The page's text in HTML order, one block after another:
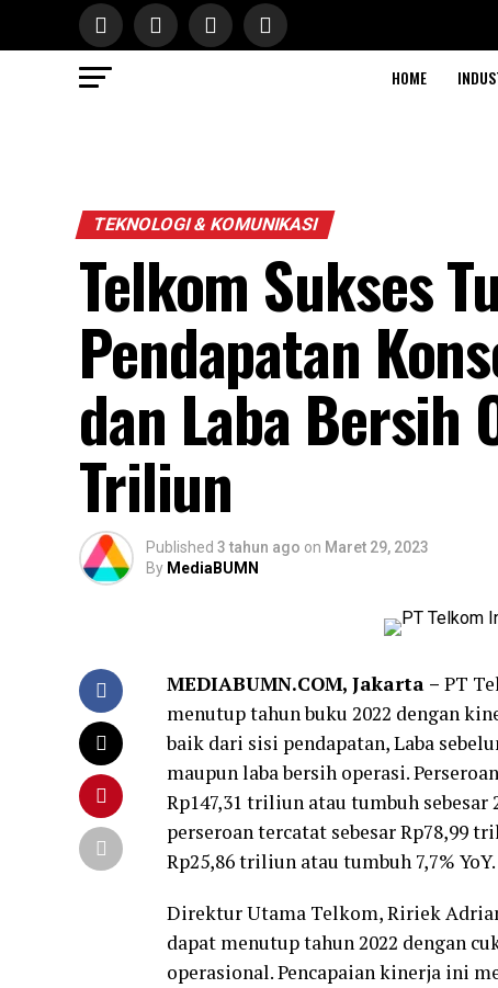
HOME
TEKNOLOGI & KOMUNIKASI
Telkom Sukses
Pendapatan
dan Laba Bersih
Triliun
Published 3 tahun ago on Maret 29, 2023
By MediaBUMN
MEDIABUMN.COM, Jakarta – PT
menutup tahun buku 2022 dengan
baik dari sisi pendapatan, Laba
maupun laba bersih operasi.
Rp147,31 triliun atau tumbuh
perseroan tercatat sebesar Rp78,99
Rp25,86 triliun atau tumbuh 7,7% YoY.
Direktur Utama Telkom, Ririek
dapat menutup tahun 2022 dengan
operasional. Pencapaian kinerja ini